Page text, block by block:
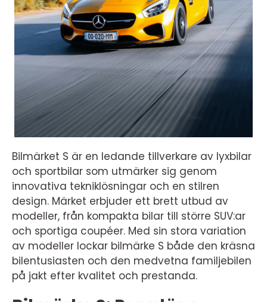
Bilmärket S är en ledande tillverkare av lyxbilar
och sportbilar som utmärker sig genom
innovativa tekniklösningar och en stilren
design. Märket erbjuder ett brett utbud av
modeller, från kompakta bilar till större SUV:ar
och sportiga coupéer. Med sin stora variation
av modeller lockar bilmärke S både den kräsna
bilentusiasten och den medvetna familjebilen
på jakt efter kvalitet och prestanda.